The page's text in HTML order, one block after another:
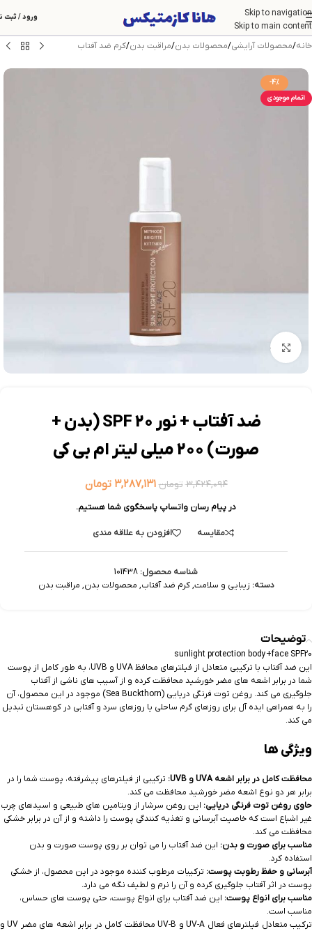
Skip to navigation
Skip to main content
ورود / ثبت
خانه/محصولات آرایشی/محصولات بدن/مراقبت بدن/کرم ضد آفتاب
-4%
اتمام موجودی
بزرگنمایی تصویر
ضد آفتاب + نور SPF 20 (بدن +
صورت) 200 میلی لیتر ام بی کی
۳,۴۲۴,۰۹۴ تومان ۳,۲۸۷,۱۳۱ تومان
در پیام رسان واتساپ پاسخگوی شما هستیم.
مقایسه افزودن به علاقه مندی
شناسه محصول: 101438
دسته: زیبایی و سلامت, کرم ضد آفتاب, محصولات بدن, مراقبت بدن
توضیحات
sunlight protection body+face SPF20
این ضد آفتاب با ترکیبی متعادل از فیلترهای محافظ UVA و UVB، به طور کامل از پوست
شما در برابر اشعه های مضر خورشید محافظت کرده و از آسیب های ناشی از آفتاب
جلوگیری می کند. روغن توت فرنگی دریایی (Sea Buckthorn) موجود در این محصول، آن
را به همراهی ایده آل برای روزهای گرم ساحلی یا روزهای سرد و آفتابی در کوهستان تبدیل
می کند.
ویژگی ها
محافظت کامل در برابر اشعه UVA و UVB:
ترکیبی از فیلترهای پیشرفته، پوست شما را در
برابر هر دو نوع اشعه مضر خورشید محافظت می کند.
حاوی روغن توت فرنگی دریایی: این روغن سرشار از ویتامین های طبیعی و اسیدهای چرب
غیر اشباع است که خاصیت آبرسانی و تغذیه کنندگی پوست را داشته و از آن در برابر خشکی
محافظت می کند.
مناسب برای صورت و بدن: این ضد آفتاب را می توان بر روی پوست صورت و بدن
استفاده کرد.
آبرسانی و حفظ رطوبت پوست: ترکیبات مرطوب کننده موجود در این محصول، از خشکی
پوست در اثر آفتاب جلوگیری کرده و آن را نرم و لطیف نگه می دارد.
مناسب برای انواع پوست: این ضد آفتاب برای انواع پوست، حتی پوست های حساس،
مناسب است.
ترکیب متعادل فیلترهای فعال UV-A و UV-B محافظت کامل در برابر اشعه های مضر UV و